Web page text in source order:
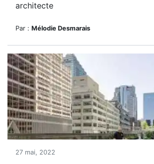
architecte
Par : Mélodie Desmarais
27 mai, 2022